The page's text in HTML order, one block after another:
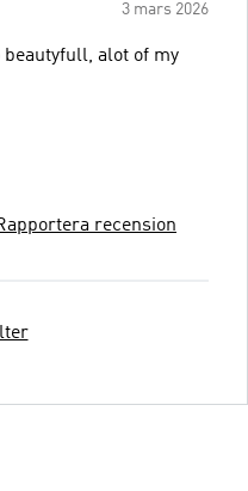
3 mars 2026
beautyfull, alot of my
recension